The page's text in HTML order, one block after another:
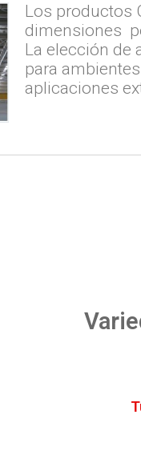
Los productos
dimensiones
La elección de
para
aplicaciones